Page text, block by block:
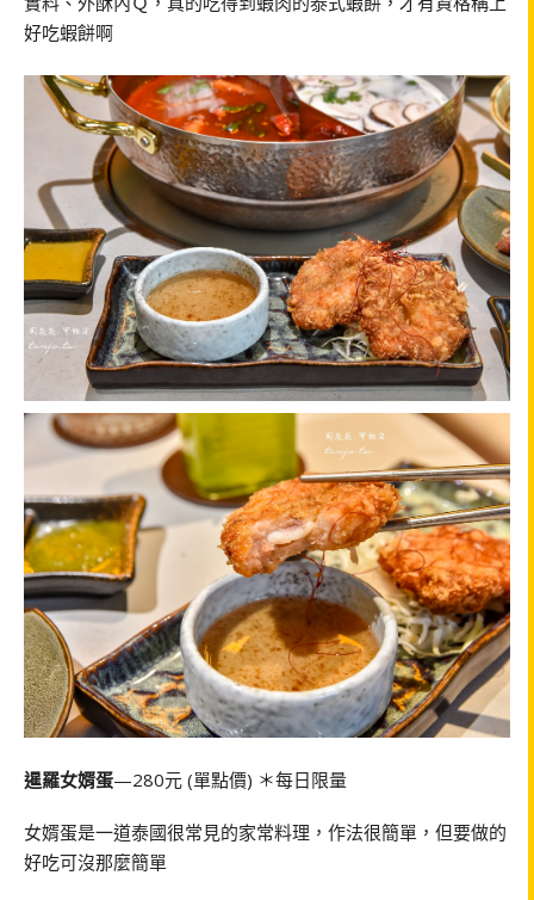
好吃蝦餅啊
暹羅女婿蛋—280元 (單點價) ＊每日限量
女婿蛋是一道泰國很常見的家常料理，作法很簡單，但要做的
好吃可沒那麼簡單